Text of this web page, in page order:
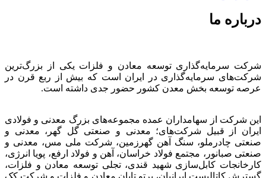
درباره ما
شرکت سرمایه‌گذاری توسعه معادن و فلزات یکی از بزرگ‌ترین
شرکت‌های سرمایه‌گذاری در ایران است که بیش از ربع قرن در
عرصه توسعه بخش معدن کشور حضور جدی داشته است.
این شرکت از سهامداران عمده مجموعه‌های بزرگ معدنی و فولادی
ایران از قبیل شرکت‌های؛ معدنی و صنعتی گل گهر، معدنی و
صنعتی چادرملو، سنگ آهن گهرزمین، شرکت ملی مس، معدنی و
صنعتی صبانور، مجتمع فولاد خراسان، آهن و فولاد ارفع، پویا انرژی،
کارخانجات کابل‌سازی شهید قندی، تجلی توسعه معادن و فلزات،